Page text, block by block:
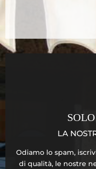
LA
Odiamo lo spam,
di qualità, le nostre